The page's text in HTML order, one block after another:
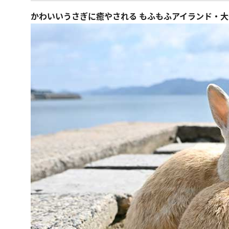
かわいいうさぎに癒やされる もふもふアイランド・